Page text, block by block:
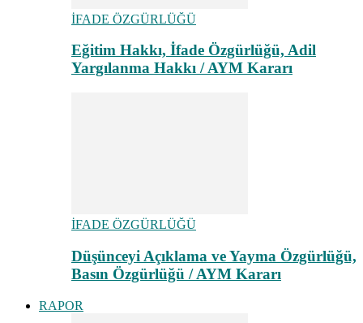
İFADE ÖZGÜRLÜĞÜ
Eğitim Hakkı, İfade Özgürlüğü, Adil
Yargılanma Hakkı / AYM Kararı
İFADE ÖZGÜRLÜĞÜ
Düşünceyi Açıklama ve Yayma Özgürlüğü,
Basın Özgürlüğü / AYM Kararı
RAPOR